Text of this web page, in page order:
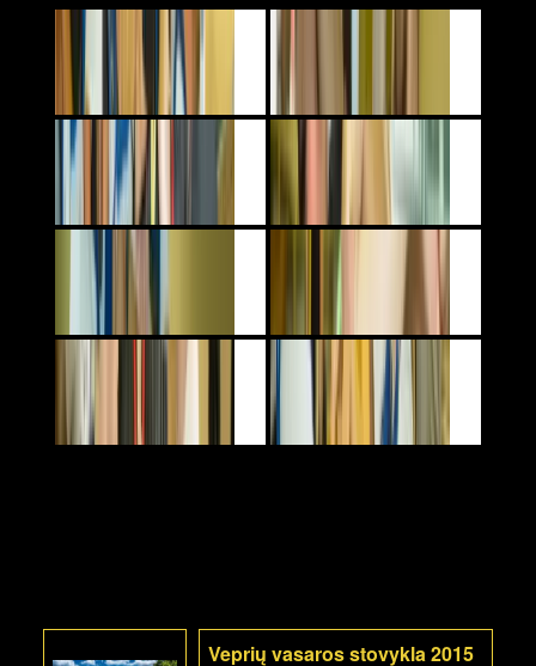
Veprių vasaros stovykla 2015